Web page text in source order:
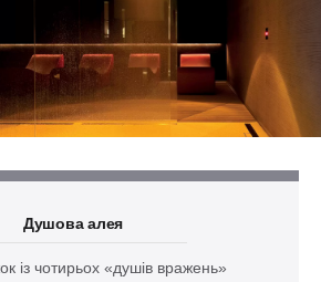
Душова алея
із чотирьох «душів вражень»